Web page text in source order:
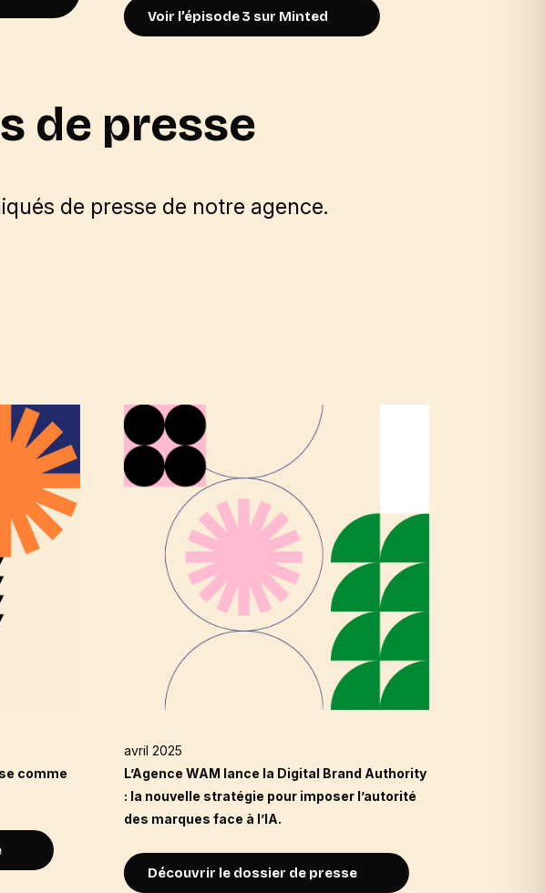
Voir l’épisode 3 sur Minted
de presse
de presse de notre agence.
comme
avril 2025
L’Agence WAM lance la Digital Brand Authority
: la nouvelle stratégie pour imposer l’autorité
des marques face à l’IA.
Découvrir le dossier de presse